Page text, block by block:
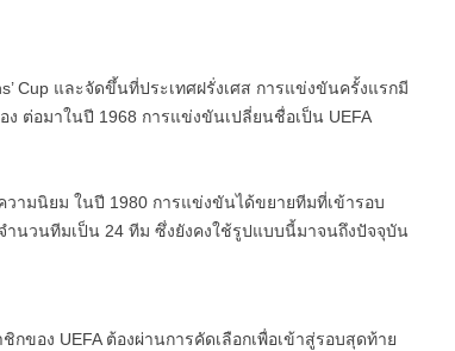
Cup และจัดขึ้นที่ประเทศฝรั่งเศส การแข่งขันครั้งแรกมี
ต่อมาในปี 1968 การแข่งขันเปลี่ยนชื่อเป็น UEFA
ามนิยม ในปี 1980 การแข่งขันได้ขยายทีมที่เข้ารอบ
ำนวนทีมเป็น 24 ทีม ซึ่งยังคงใช้รูปแบบนี้มาจนถึงปัจจุบัน
ของ UEFA ต้องผ่านการคัดเลือกเพื่อเข้าสู่รอบสุดท้าย